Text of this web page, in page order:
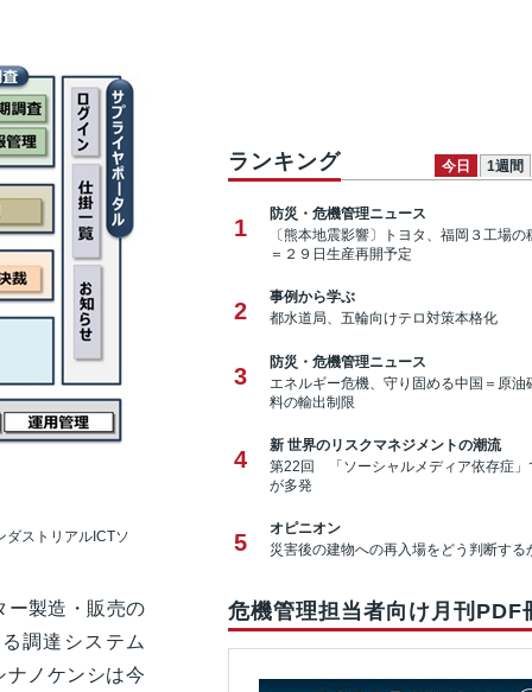
ダストリアルICTソ
ー製造・販売の
調達システム
ナノケンシは今
ランキング 今日 1週間
1
防災・危機管理ニュース
〔熊本地震影響〕トヨタ、福岡３工場の
＝２９日生産再開予定
2
事例から学ぶ
都水道局、五輪向けテロ対策本格化
3
防災・危機管理ニュース
エネルギー危機、守り固める中国＝原油
料の輸出制限
4
新 世界のリスクマネジメントの潮流
第22回 「ソーシャルメディア依存症」
が多発
5
オピニオン
災害後の建物への再入場をどう判断する
危機管理担当者向け月刊PDF